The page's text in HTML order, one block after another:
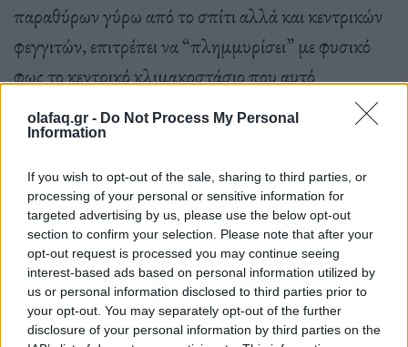
olafaq.gr - Do Not Process My Personal
Information
If you wish to opt-out of the sale, sharing to third parties, or
processing of your personal or sensitive information for
targeted advertising by us, please use the below opt-out
section to confirm your selection. Please note that after your
opt-out request is processed you may continue seeing
interest-based ads based on personal information utilized by
us or personal information disclosed to third parties prior to
your opt-out. You may separately opt-out of the further
disclosure of your personal information by third parties on the
παραθύρων γύρω από το σπίτι αλλά και κεντρικών
φεγγιτών, επιτρέπει να “πλημμυρίσει” με φυσικό
φως το κεντρικό κλιμακοστάσιο που αυτό
διοχετεύεται σε ολόκληρο το σπίτι. Αυτό το
χαρακτηριστικό σχεδιασμού προωθεί επίσης μια
διαρκής ροή αέρα σε όλο το σπίτι.
Το επίπεδο στο οποίο βρίσκεται το δάπεδο του
σπιτιού βρίσκεται ένα μέτρο πάνω από το έδαφος,